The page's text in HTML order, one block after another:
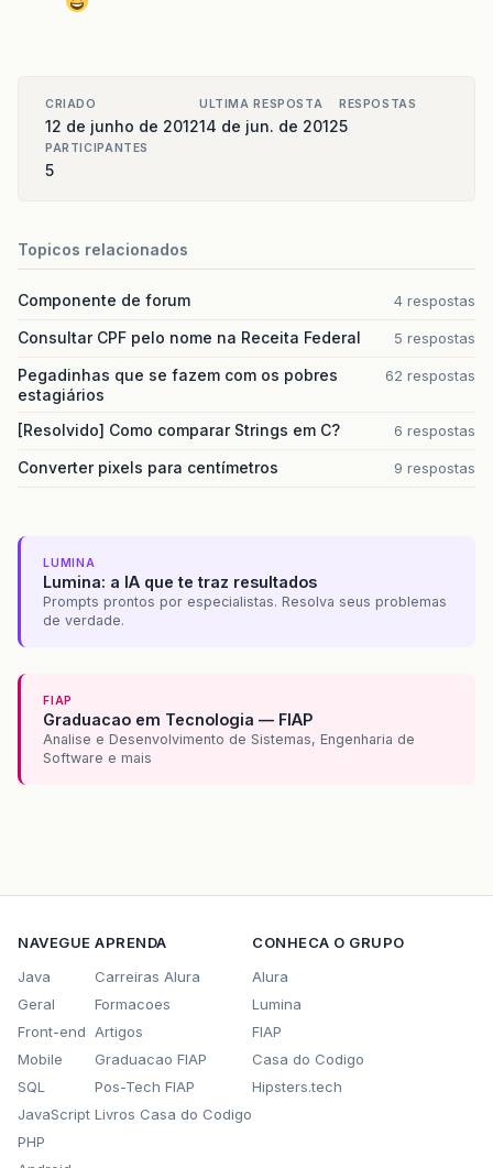
CRIADO
12 de junho de 2012
ULTIMA RESPOSTA
14 de jun. de 2012
RESPOSTAS
5
PARTICIPANTES
5
Topicos relacionados
Componente de forum 4 respostas
Consultar CPF pelo nome na Receita Federal 5 respostas
Pegadinhas que se fazem com os pobres
estagiários
62 respostas
[Resolvido] Como comparar Strings em C? 6 respostas
Converter pixels para centímetros 9 respostas
LUMINA
Lumina: a IA que te traz resultados
Prompts prontos por especialistas. Resolva seus problemas
de verdade.
FIAP
Graduacao em Tecnologia — FIAP
Analise e Desenvolvimento de Sistemas, Engenharia de
Software e mais
NAVEGUE
Java
Geral
Front-end
Mobile
SQL
JavaScript
PHP
APRENDA
Carreiras Alura
Formacoes
Artigos
Graduacao FIAP
Pos-Tech FIAP
Livros Casa do Codigo
CONHECA O GRUPO
Alura
Lumina
FIAP
Casa do Codigo
Hipsters.tech